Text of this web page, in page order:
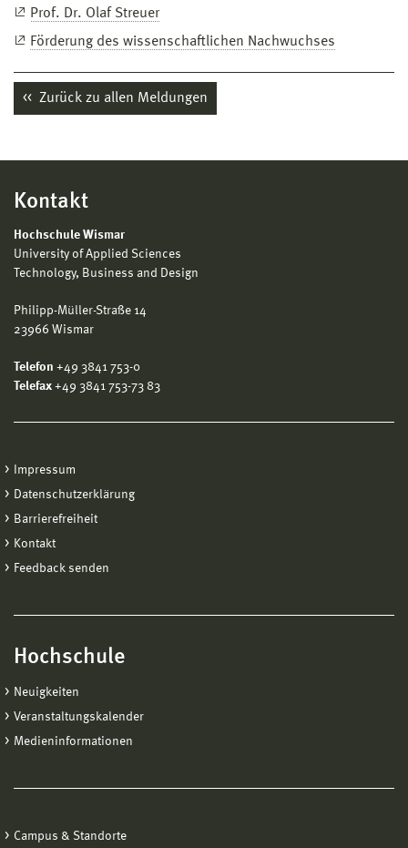
Prof. Dr. Olaf Streuer
Förderung des wissenschaftlichen Nachwuchses
Zurück zu allen Meldungen
Kontakt
Hochschule Wismar
University of Applied Sciences
Technology, Business and Design
Philipp-Müller-Straße 14
23966 Wismar
Telefon +49 3841 753-0
Telefax +49 3841 753-73 83
Impressum
Datenschutzerklärung
Barrierefreiheit
Kontakt
Feedback senden
Hochschule
Neuigkeiten
Veranstaltungskalender
Medieninformationen
Campus & Standorte